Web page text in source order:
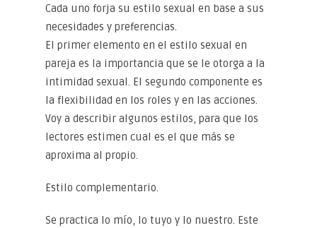
Cada uno forja su estilo sexual en base a sus
necesidades y preferencias.
El primer elemento en el estilo sexual en
pareja es la importancia que se le otorga a la
intimidad sexual. El segundo componente es
la flexibilidad en los roles y en las acciones.
Voy a describir algunos estilos, para que los
lectores estimen cual es el que más se
aproxima al propio.
Estilo complementario.
Se practica lo mío, lo tuyo y lo nuestro. Este